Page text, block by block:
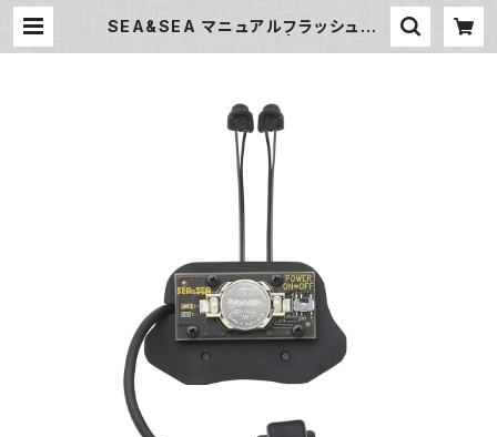
SEA&SEA マニュアルフラッシュトリ